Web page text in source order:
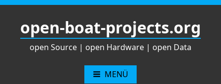
Zum
springenopen-boat-projects.org
open Source | open Hardware | open Data
MENÜ